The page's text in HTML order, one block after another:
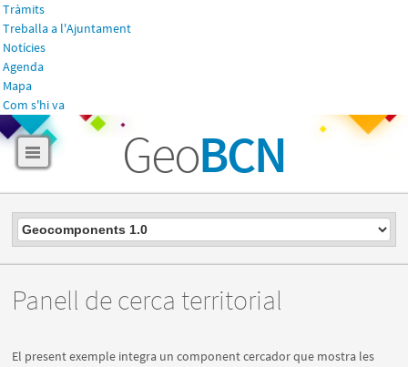
Tràmits
Treballa a l'Ajuntament
Notícies
Agenda
Mapa
Com s'hi va
GeoBCN
Panell de cerca territorial
El present exemple integra un component cercador que mostra les